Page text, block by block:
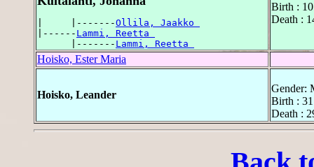
|     |-------Ollila, Jaakko
|------ Lammi, Reetta
      |-------
Lammi, Reetta
Birth :
Death :
Hoisko, Ester Maria
Hoisko, Leander
Gender:
Birth :
Death :